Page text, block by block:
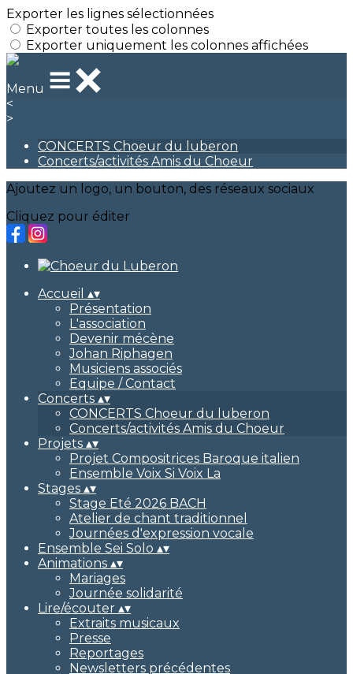
Exporter les lignes sélectionnées
Exporter toutes les colonnes
Exporter uniquement les colonnes affichées
Menu
<
>
CONCERTS Choeur du luberon
Concerts/activités Amis du Choeur
Ajoutez un logo, un bouton, des réseaux sociaux
Cliquez pour éditer
Accueil ▴▾
Présentation
L'association
Devenir mécène
Johan Riphagen
Musiciens associés
Equipe / Contact
Concerts ▴▾
CONCERTS Choeur du luberon
Concerts/activités Amis du Choeur
Projets ▴▾
Projet Compositrices Baroque italien
Ensemble Voix Si Voix La
Stages ▴▾
Stage Eté 2026 BACH
Atelier de chant traditionnel
Journées d'expression vocale
Ensemble Sei Solo ▴▾
Animations ▴▾
Mariages
Journée solidarité
Lire/écouter ▴▾
Extraits musicaux
Presse
Reportages
Newsletters précédentes